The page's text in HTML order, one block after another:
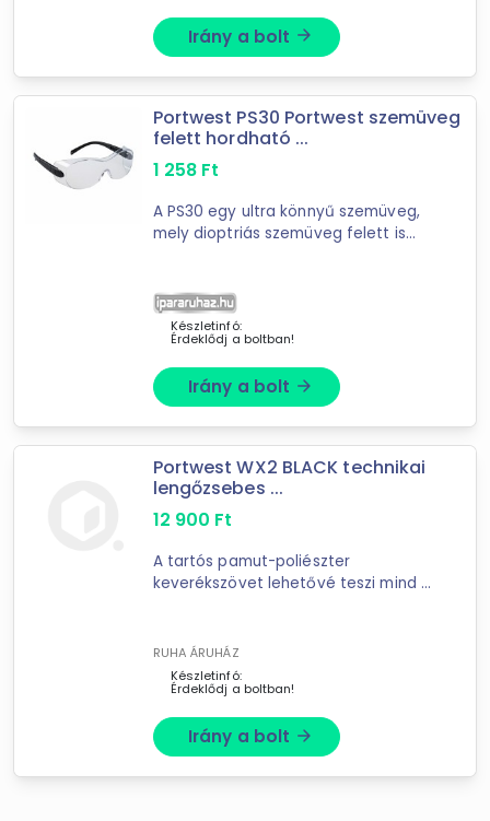
Forgalmazók
kellegyszerszam.hu
8oramunka.hu
Iparáruház
RUHA ÁRUHÁZ
Irány a bolt arrow_forward
Portwest PS30 Portwest szemüveg
felett hordható ...
1 258 Ft
A PS30 egy ultra könnyű szemüveg,
mely dioptriás szemüveg felett is
védelemmel rendelkezik. Állítható és
Készletinfó:
Érdeklődj a boltban!
Irány a bolt arrow_forward
Portwest WX2 BLACK technikai
lengőzsebes ...
12 900 Ft
A tartós pamut-poliészter
keverékszövet lehetővé teszi mind a
a kényelmet. Stretch burkolat
RUHA ÁRUHÁZ
Készletinfó:
Érdeklődj a boltban!
Irány a bolt arrow_forward